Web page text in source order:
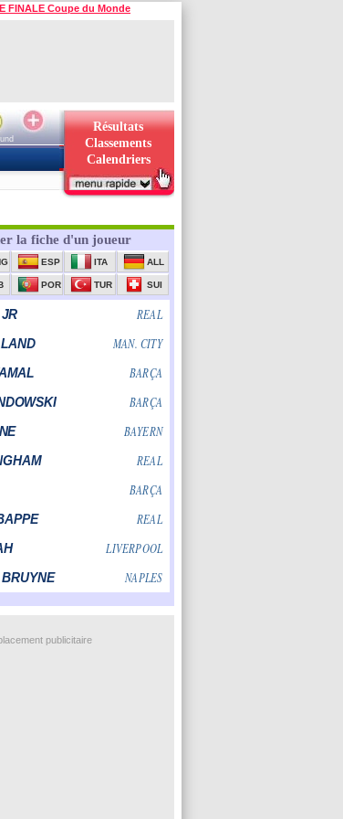
FINALE Coupe du Monde
Résultats
Classements
Calendriers
publicitaire